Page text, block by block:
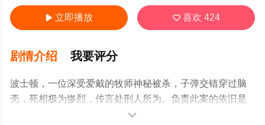
 立即播放 喜欢 424
剧情介绍 我要评分
波士顿，一位深受爱戴的牧师神秘被杀，子弹交错穿过脑
壳，死相极为惨烈，传言处刑人所为。负责此案的依旧是
警察格林利、达菲和多利，但他们对此一筹莫展。幸有智
